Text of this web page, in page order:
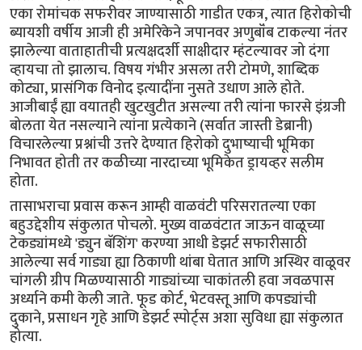
एका रोमांचक सफरीवर जाण्यासाठी गाडीत एकत्र, त्यात हिरोकोची
ब्यायशी वर्षीय आजी ही अमेरिकेने जपानवर अणुबॉंब टाकल्या नंतर
झालेल्या वाताहातीची प्रत्यक्षदर्शी साक्षीदार म्हंटल्यावर जो दंगा
व्हायचा तो झालाच. विषय गंभीर असला तरी टोमणे, शाब्दिक
कोट्या, प्रासंगिक विनोद इत्यादींना नुसते उधाण आले होते.
आजीबाईं ह्या वयातही खुटखुटीत असल्या तरी त्यांना फारसे इंग्रजी
बोलता येत नसल्याने त्यांना प्रत्येकाने (सर्वात जास्ती डेब्रानी)
विचारलेल्या प्रश्नांची उत्तरे देण्यात हिरोको दुभाष्याची भूमिका
निभावत होती तर कळीच्या नारदाच्या भूमिकेत ड्रायव्हर सलीम
होता.
तासाभराचा प्रवास करून आम्ही वाळवंटी परिसरातल्या एका
बहुउद्देशीय संकुलात पोचलो. मुख्य वाळवंटात जाऊन वाळूच्या
टेकड्यांमध्ये 'ड्युन बॅशिंग' करण्या आधी डेझर्ट सफारीसाठी
आलेल्या सर्व गाड्या ह्या ठिकाणी थांबा घेतात आणि अस्थिर वाळूवर
चांगली ग्रीप मिळण्यासाठी गाड्यांच्या चाकांतली हवा जवळपास
अर्ध्याने कमी केली जाते. फूड कोर्ट, भेटवस्तू आणि कपड्यांची
दुकाने, प्रसाधन गृहे आणि डेझर्ट स्पोर्ट्स अशा सुविधा ह्या संकुलात
होत्या.